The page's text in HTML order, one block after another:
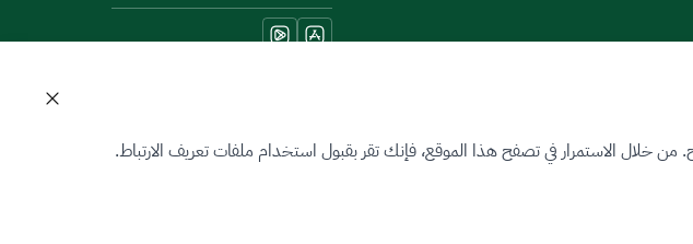
خلال الاستمرار في تصفح هذا الموقع، فإنك تقر بقبول استخدام ملفات تعريف الارتباط.